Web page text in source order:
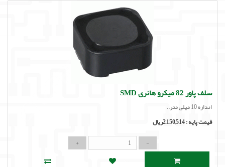
سلف پاور 82 میکرو هانری SMD
اندازه 10 میلی متر..
قیمت پایه :2,150,514ریال